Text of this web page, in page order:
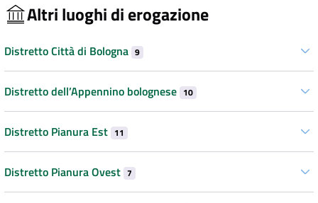
Altri luoghi di erogazione
Distretto Città di Bologna 9
Distretto dell’Appennino bolognese 10
Distretto Pianura Est 11
Distretto Pianura Ovest 7